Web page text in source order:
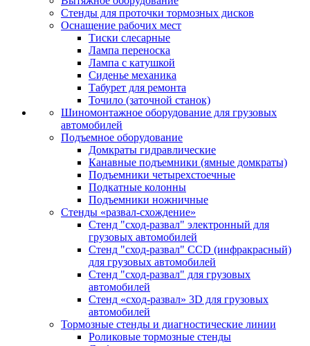
Стенды для проточки тормозных дисков
Оснащение рабочих мест
Тиски слесарные
Лампа переноска
Лампа с катушкой
Сиденье механика
Табурет для ремонта
Точило (заточной станок)
Шиномонтажное оборудование для грузовых
автомобилей
Подъемное оборудование
Домкраты гидравлические
Канавные подъемники (ямные домкраты)
Подъемники четырехстоечные
Подкатные колонны
Подъемники ножничные
Стенды «развал-схождение»
Стенд "сход-развал" электронный для
грузовых автомобилей
Стенд "сход-развал" CCD (инфракрасный)
для грузовых автомобилей
Стенд "сход-развал" для грузовых
автомобилей
Стенд «сход-развал» 3D для грузовых
автомобилей
Тормозные стенды и диагностические линии
Роликовые тормозные стенды